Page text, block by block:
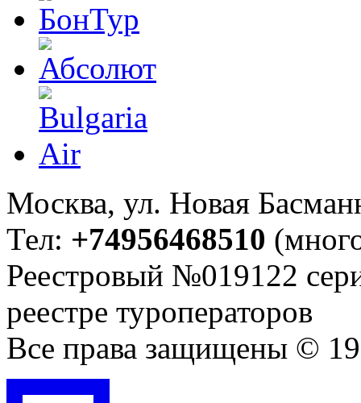
Москва, ул. Новая
Тел: +74956468510
Реестровый №019122
реестре туроператоров
Все права защищены ©